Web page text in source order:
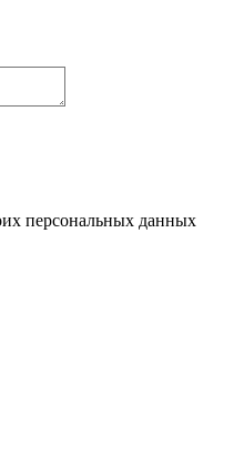
персональных данных